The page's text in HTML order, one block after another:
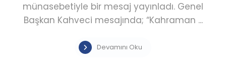
münasebetiyle bir mesaj yayınladı. Genel
Başkan Kahveci mesajında; “Kahraman ...
Devamını Oku